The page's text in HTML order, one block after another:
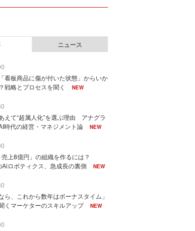
ニュース
看板商品に傷が付いた状態」からいか
戦略とプロセスを聞く
NEW
えて“超属人化”を選ぶ理由 アナグラ
時代の経営・マネジメント論
NEW
上8億円」の組織を作るには？
Aiロボティクス、急成長の裏側
NEW
ら、これから数年はボーナスタイム」
くマーケターのスキルアップ
NEW